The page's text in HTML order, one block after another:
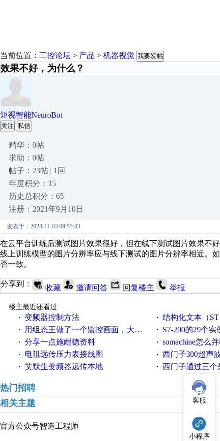
当前位置： 工控论坛 > 产品 > 机器视觉 我要发帖
效果不好，为什么？
矩视智能NeuroBot
关注 私信
精华：0帖
求助：0帖
帖子：23帖 | 1回
年度积分：15
历史总积分：65
注册：2021年9月10日
发表于：2023-11-03 09:53:43
在云平台训练后测试图片效果很好，但在线下测试图片效果不
线上训练模型的图片分辨率应与线下测试的图片分辨率相近。
否一致。
分享到： 收藏 邀请回答 回复楼主 举报
楼主最近还看过
· 变频器控制方法 · 结构化文本（ST）写的
· 用组态王做了一个监控画面，大家给点意见 · S7-200的29个实
· 分享一点施耐德资料 · somachine怎么
· 电阻远传压力表接线图 · 西门子300超声波
· 艾默生变频器远传本地 · 西门子通过三个外
热门招聘
相关主题
官方公众号智造工程师
客服
小程序